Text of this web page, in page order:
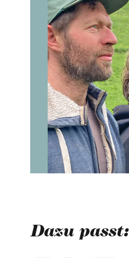
Dazu passt: